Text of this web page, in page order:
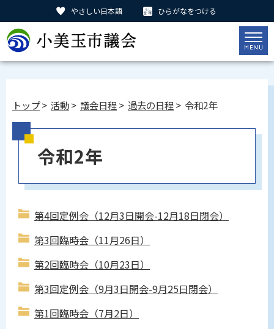
やさしい日本語 ひらがなをつける
トップ> 活動> 議会日程> 過去の日程> 令和2年
令和2年
第4回定例会（12月3日開会-12月18日閉会）
第3回臨時会（11月26日）
第2回臨時会（10月23日）
第3回定例会（9月3日開会-9月25日閉会）
第1回臨時会（7月2日）